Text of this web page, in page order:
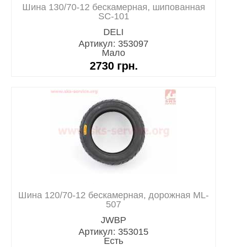
Шина 130/70-12 бескамерная, шипованная
SС-101
DELI
Артикул: 353097
Мало
2730 грн.
Шина 120/70-12 бескамерная, дорожная ML-
507
JWBP
Артикул: 353015
Есть